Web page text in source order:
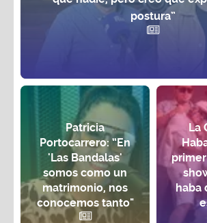
postura”
Patricia
Portocarrero: “En
'Las Bandalas'
somos como un
matrimonio, nos
conocemos tanto"
La
haba